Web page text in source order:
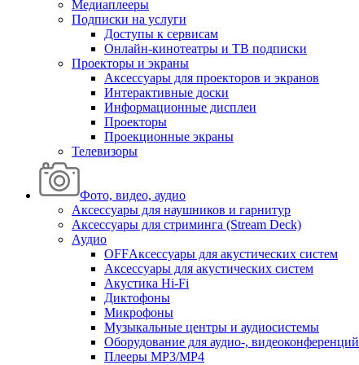
Медиаплееры
Подписки на услуги
Доступы к сервисам
Онлайн-кинотеатры и ТВ подписки
Проекторы и экраны
Аксессуары для проекторов и экранов
Интерактивные доски
Информационные дисплеи
Проекторы
Проекционные экраны
Телевизоры
Фото, видео, аудио
Аксессуары для наушников и гарнитур
Аксессуары для стриминга (Stream Deck)
Аудио
OFFАксессуары для акустических систем
Аксессуары для акустических систем
Акустика Hi-Fi
Диктофоны
Микрофоны
Музыкальные центры и аудиосистемы
Оборудование для аудио-, видеоконференций
Плееры MP3/MP4